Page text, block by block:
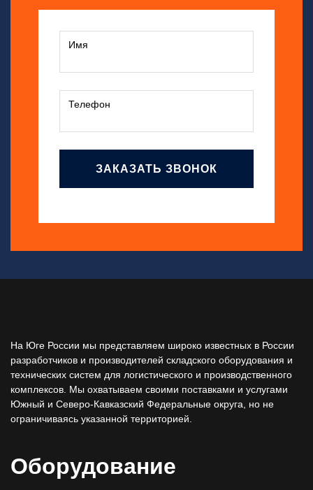
ЗАКАЗАТЬ ЗВОНОК
На Юге России мы представляем широко известных в России
разработчиков и производителей складского оборудования и
технических систем для логистического и производственного
комплексов. Мы охватываем своими поставками и услугами
Южный и Северо-Кавказский Федеральные округа, но не
ограничиваясь указанной территорией.
Оборудование